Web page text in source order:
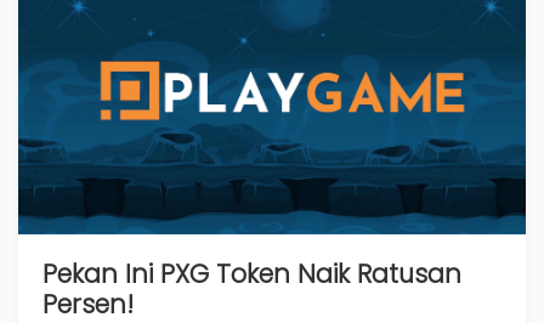
Pekan Ini PXG Token Naik Ratusan
Persen!